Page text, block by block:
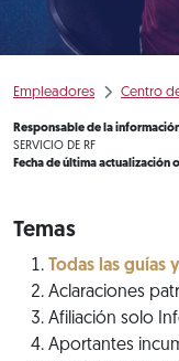
Empleadores Centro
Responsable de la
SERVICIO DE RF
Fecha de última actualización
Temas
Todas las guías
Aclaraciones
Afiliación solo
Aportantes